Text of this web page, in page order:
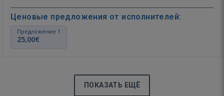
Ценовые предложения от исполнителей:
Предложение 1
25,00€
ПОКАЗАТЬ ЕЩЁ